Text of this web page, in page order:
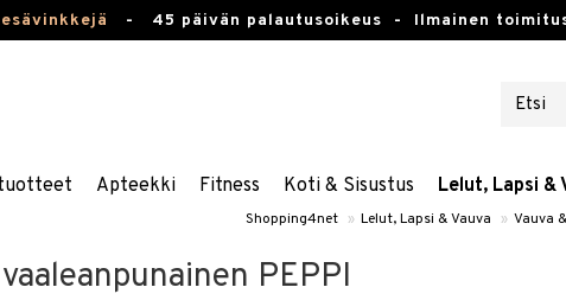
- 45 päivän palautusoikeus - Ilmainen
Apteekki Fitness Koti & Sisustus Lelut, Lapsi &
Shopping4net » Lelut, Lapsi & Vauva » Vauva
PEPPI